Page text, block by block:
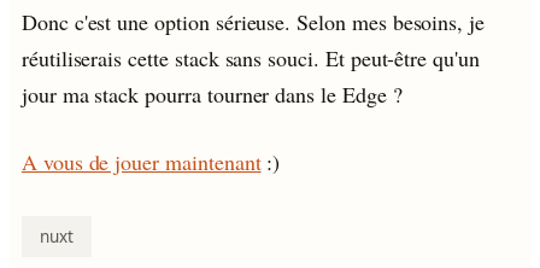
Donc c'est une option sérieuse. Selon mes besoins, je
réutiliserais cette stack sans souci. Et peut-être qu'un
jour ma stack pourra tourner dans le Edge ?
A vous de jouer maintenant:)
nuxt